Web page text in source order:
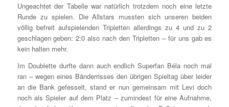
Ungeachtet der Tabelle war natürlich trotzdem noch eine letzte
Runde zu spielen. Die Allstars mussten sich unseren beiden
völlig befreit aufspielenden Tripletten allerdings zu 4 und zu 2
geschlagen geben: 2:0 also nach den Tripletten – für uns gab es
kein halten mehr.
Im Doublette durfte dann auch endlich Superfan Béla noch mal
ran – wegen eines Bänderrisses den übrigen Spieltag über leider
an die Bank gefesselt, stand er nun gemeinsam mit Levi doch
noch als Spieler auf dem Platz – zumindest für eine Aufnahme,